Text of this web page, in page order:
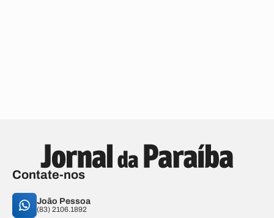
Contate-nos
João Pessoa
(83) 2106.1892